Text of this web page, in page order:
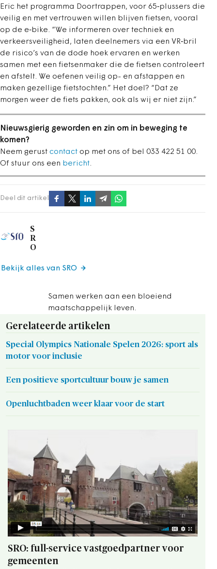
Eric het programma Doortrappen, voor 65‑plussers die
veilig en met vertrouwen willen blijven fietsen, vooral
op de e‑bike. “We informeren over techniek en
verkeersveiligheid, laten deelnemers via een VR‑bril
de risico’s van de dode hoek ervaren en werken
samen met een fietsenmaker die de fietsen controleert
en afstelt. We oefenen veilig op- en afstappen en
maken gezellige fietstochten.” Het doel? “Dat ze
morgen weer de fiets pakken, ook als wij er niet zijn.”
Nieuwsgierig geworden en zin om in beweging te
komen?
Neem gerust contact op met ons of bel 033 422 51 00.
Of stuur ons een bericht.
Deel dit artikel
S
R
O
Samen werken aan een bloeiend
maatschappelijk leven.
Bekijk alles van SRO
Gerelateerde artikelen
Special Olympics Nationale Spelen 2026: sport als
motor voor inclusie
Een positieve sportcultuur bouw je samen
Openluchtbaden weer klaar voor de start
SRO: full-service vastgoedpartner voor
gemeenten